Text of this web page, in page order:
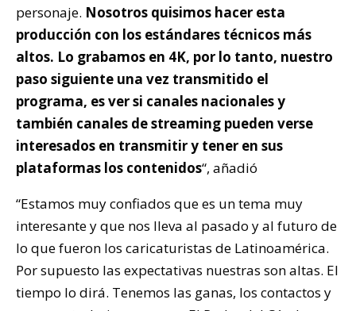
personaje. Nosotros quisimos hacer esta
producción con los estándares técnicos más
altos. Lo grabamos en 4K, por lo tanto, nuestro
paso siguiente una vez transmitido el
programa, es ver si canales nacionales y
también canales de streaming pueden verse
interesados en transmitir y tener en sus
plataformas los contenidos“, añadió
“Estamos muy confiados que es un tema muy
interesante y que nos lleva al pasado y al futuro de
lo que fueron los caricaturistas de Latinoamérica.
Por supuesto las expectativas nuestras son altas. El
tiempo lo dirá. Tenemos las ganas, los contactos y